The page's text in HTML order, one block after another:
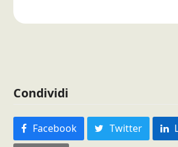
Condividi
Facebook Twitter